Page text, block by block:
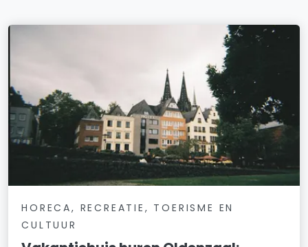
HORECA, RECREATIE, TOERISME EN
CULTUUR